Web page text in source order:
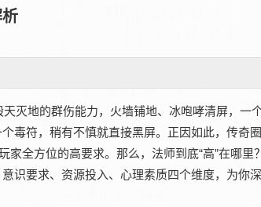
灭地的群伤能力，火墙铺地、冰咆哮清屏，一
毒符，稍有不慎就直接黑屏。正因如此，传奇
全方位的高要求。那么，法师到底“高”在哪里
识要求、资源投入、心理素质四个维度，为你深